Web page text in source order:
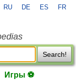
RU DE ES FR
Search!
Игры ⚽